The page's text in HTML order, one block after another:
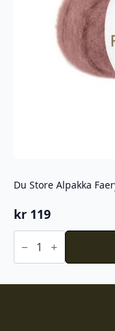
Du Store Alpakka
kr 119
Du
Store
Faerytale